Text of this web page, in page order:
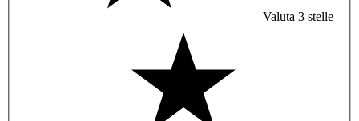
Valuta 3 stelle